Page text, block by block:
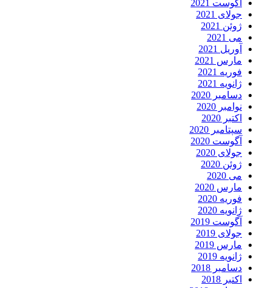
آگوست 2021
جولای 2021
ژوئن 2021
می 2021
آوریل 2021
مارس 2021
فوریه 2021
ژانویه 2021
دسامبر 2020
نوامبر 2020
اکتبر 2020
سپتامبر 2020
آگوست 2020
جولای 2020
ژوئن 2020
می 2020
مارس 2020
فوریه 2020
ژانویه 2020
آگوست 2019
جولای 2019
مارس 2019
ژانویه 2019
دسامبر 2018
اکتبر 2018